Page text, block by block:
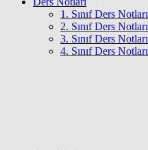
1. Sınıf Ders Notları
2. Sınıf Ders Notları
3. Sınıf Ders Notları
4. Sınıf Ders Notları